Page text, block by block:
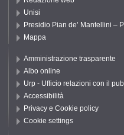
Unisi
Presidio Pian de’ Mantellini –
Mappa
Amministrazione trasparente
Albo online
Urp - Ufficio relazioni con il
Accessibilità
Privacy e Cookie policy
Cookie settings